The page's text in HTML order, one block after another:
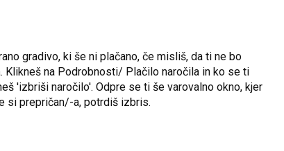
gradivo, ki še ni plačano, če misliš, da ti ne bo
Klikneš na Podrobnosti/ Plačilo naročila in ko se ti
'izbriši naročilo'. Odpre se ti še varovalno okno, kjer
si prepričan/-a, potrdiš izbris.